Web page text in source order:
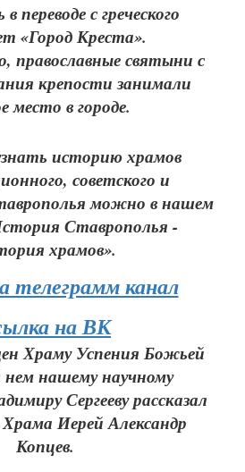
переводе с греческого
«Город Креста».
православные святыни с
крепости занимали
место в городе.
историю храмов
советского и
можно в нашем
Ставрополья -
храмов».
телеграмм канал
на ВК
Храму Успения Божьей
нашему научному
Сергееву рассказал
Иерей Александр
Копцев.